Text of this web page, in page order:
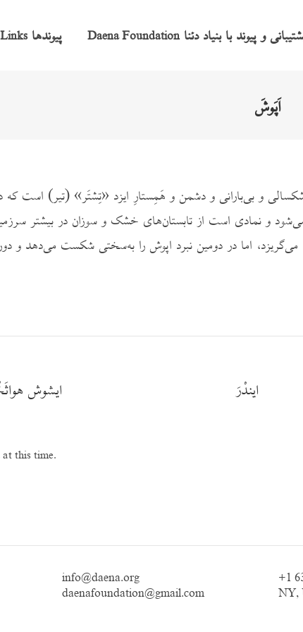
و پیوند با بنیاد دئنا Daena Foundation پیوندها Links
اَپَوشَ
و نمادی است از تابستان‌های خشک و سوزان در بیشتر
اما در دومین نبرد اپوش را به‌سختی شکست می‌دهد و
ایندْرَ ایشوش
at this time.
info@daena.org
daenafoundation@gmail.com
+1
NY,